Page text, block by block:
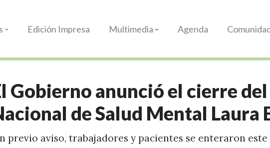
Edición Impresa Multimedia Agenda
Gobierno anunció el cierre
de Salud Mental Laura
previo aviso, trabajadores y pacientes se enteraron este